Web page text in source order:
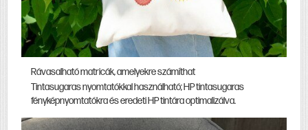
Rávasalható matricák, amelyekre számíthat
Tintasugaras nyomtatókkal használható; HP tintasugaras
fényképnyomtatókra és eredeti HP tintára optimalizálva.